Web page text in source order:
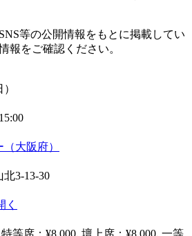
等の公開情報をもとに掲載してい
報をご確認ください。
大阪府）
3-13-30
く
等席：¥8,000, 壇上席：¥8,000, 一等